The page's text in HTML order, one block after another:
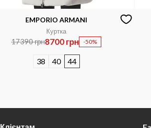
EMPORIO ARMANI
Куртка
17390 грн8700 грн -50%
38 40 44